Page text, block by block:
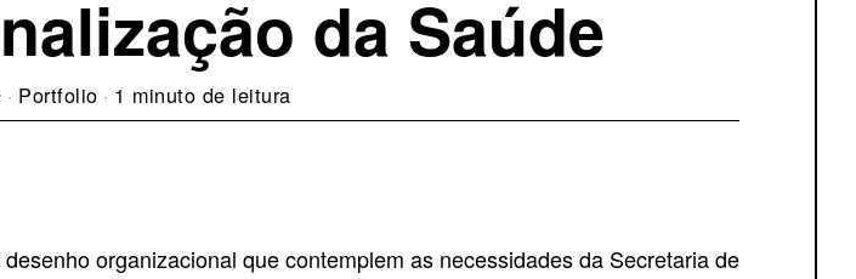
da Saúde
Portfolio 1 minuto de leitura
organizacional que contemplem as necessidades da Secretaria de